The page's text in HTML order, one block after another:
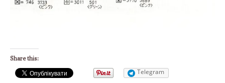
Share this:
Telegram